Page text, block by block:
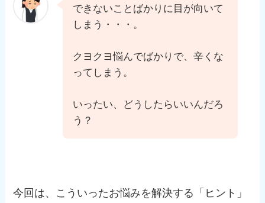
できないことばかりに目が向いて
しまう・・・。
クヨクヨ悩んでばかりで、辛くな
ってしまう。
いったい、どうしたらいいんだろ
う？
今回は、こういったお悩みを解決する「ヒント」